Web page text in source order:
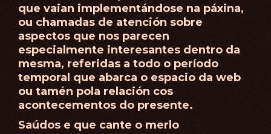
que vaian implementándose na páxina,
ou chamadas de atención sobre
aspectos que nos parecen
especialmente interesantes dentro da
mesma, referidas a todo o período
temporal que abarca o espacio da web
ou tamén pola relación cos
acontecementos do presente.
Saúdos e que cante o merlo